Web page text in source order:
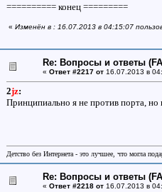
========== конец =========
« Изменён в : 16.07.2013 в 04:15:07
Re: Вопросы и ответы
« Ответ #2217 от16.07.2013 в
2jz:
Принципиально я не против порта,
Детство без Интернета - это лучшее, что могла
Re: Вопросы и ответы
« Ответ #2218 от16.07.2013 в